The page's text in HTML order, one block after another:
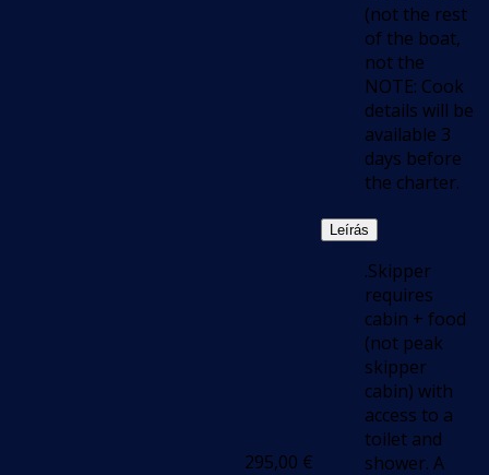
(not the rest
of the boat,
not the
NOTE: Cook
details will be
available 3
days before
the charter.
295,00 €
Leírás
.Skipper
requires
cabin + food
(not peak
skipper
cabin) with
access to a
toilet and
shower. A